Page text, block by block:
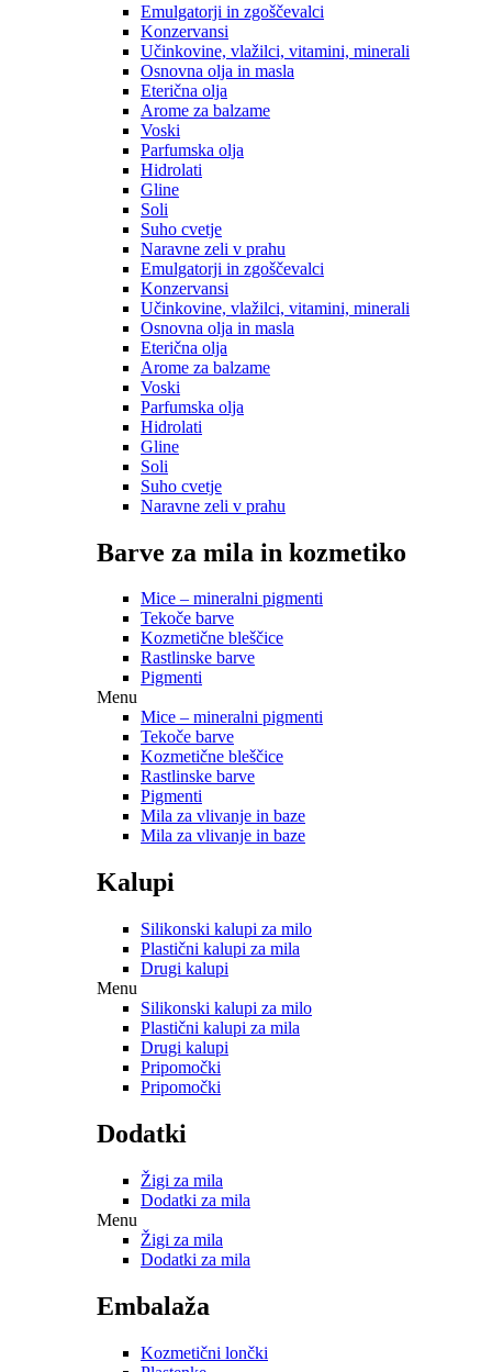
Emulgatorji in zgoščevalci
Konzervansi
Učinkovine, vlažilci, vitamini, minerali
Osnovna olja in masla
Eterična olja
Arome za balzame
Voski
Parfumska olja
Hidrolati
Gline
Soli
Suho cvetje
Naravne zeli v prahu
Emulgatorji in zgoščevalci
Konzervansi
Učinkovine, vlažilci, vitamini, minerali
Osnovna olja in masla
Eterična olja
Arome za balzame
Voski
Parfumska olja
Hidrolati
Gline
Soli
Suho cvetje
Naravne zeli v prahu
Barve za mila in kozmetiko
Mice – mineralni pigmenti
Tekoče barve
Kozmetične bleščice
Rastlinske barve
Pigmenti
Menu
Mice – mineralni pigmenti
Tekoče barve
Kozmetične bleščice
Rastlinske barve
Pigmenti
Mila za vlivanje in baze
Mila za vlivanje in baze
Kalupi
Silikonski kalupi za milo
Plastični kalupi za mila
Drugi kalupi
Menu
Silikonski kalupi za milo
Plastični kalupi za mila
Drugi kalupi
Pripomočki
Pripomočki
Dodatki
Žigi za mila
Dodatki za mila
Menu
Žigi za mila
Dodatki za mila
Embalaža
Kozmetični lončki